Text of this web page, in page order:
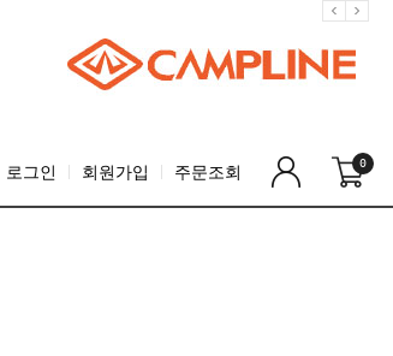
로그인 회원가입 주문조회 0